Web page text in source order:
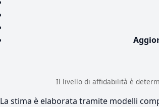
Il livello di affidabilità è
La stima è elaborata tramite modelli